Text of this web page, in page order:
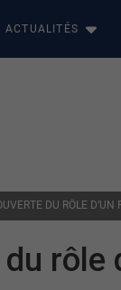
ACTUALITÉS
rôle